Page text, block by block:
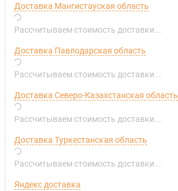
Доставка Мангистауская область
Рассчитываем стоимость доставки...
Доставка Павлодарская область
Рассчитываем стоимость доставки...
Доставка Северо-Казахстанская область
Рассчитываем стоимость доставки...
Доставка Туркестанская область
Рассчитываем стоимость доставки...
Яндекс доставка